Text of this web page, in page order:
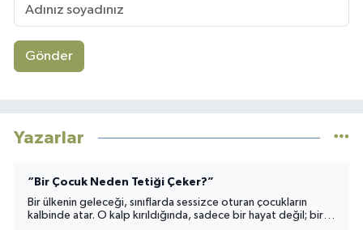
Gönder
Yazarlar
“Bir Çocuk Neden Tetiği Çeker?”
Bir ülkenin geleceği, sınıflarda sessizce oturan çocukların
kalbinde atar. O kalp kırıldığında, sadece bir hayat değil; bir